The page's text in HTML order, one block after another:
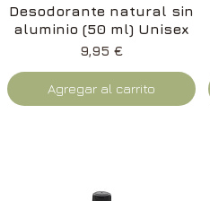
Vista rápida
Desodorante natural sin
aluminio (50 ml) Unisex
Precio
9,95 €
Agregar al carrito